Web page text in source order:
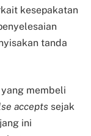
kesepakatan
tanda
membeli
accepts sejak
ini